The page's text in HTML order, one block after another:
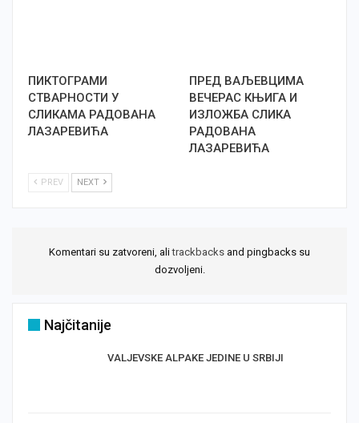
ПИКТОГРАМИ
СТВАРНОСТИ У
СЛИКАМА РАДОВАНА
ЛАЗАРЕВИЋА
ПРЕД ВАЉЕВЦИМА
ВЕЧЕРАС КЊИГА И
ИЗЛОЖБА СЛИКА
РАДОВАНА
ЛАЗАРЕВИЋА
PREV NEXT
Komentari su zatvoreni, alitrackbacks and pingbacks su
dozvoljeni.
Najčitanije
VALJEVSKE ALPAKE JEDINE U SRBIJI